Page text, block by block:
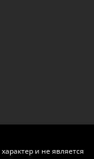
и не является